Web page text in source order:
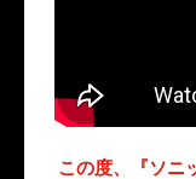
この度、『ソニ